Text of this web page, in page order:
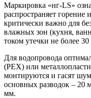
Маркировка «нг-LS»
распространяет
критически важно для
влажных зон (кухня,
током утечки не более
Для водопровода
(PEX) или
монтируются и гасят
основных разводок – 20
мм.